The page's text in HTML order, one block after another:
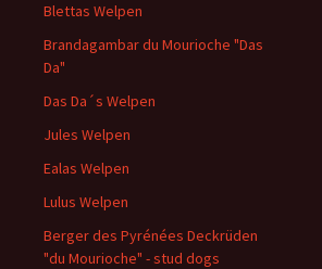
Blettas Welpen
Brandagambar du Mourioche "Das
Da"
Das Da´s Welpen
Jules Welpen
Ealas Welpen
Lulus Welpen
Berger des Pyrénées Deckrüden
"du Mourioche" - stud dogs